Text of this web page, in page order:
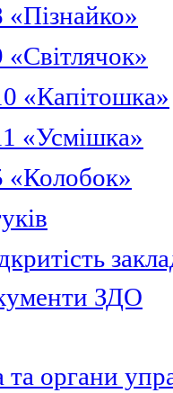
«Капітошка»
«Усмішка»
ЗДО
органи